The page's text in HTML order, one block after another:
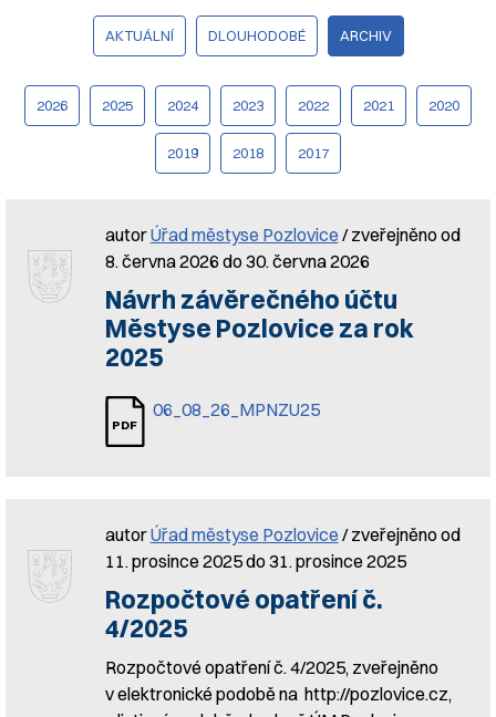
AKTUÁLNÍ DLOUHODOBÉ ARCHIV
2026 2025 2024 2023 2022 2021 2020
2019 2018 2017
autorÚřad městyse Pozlovice / zveřejněno od
8. června 2026 do 30. června 2026
Návrh závěrečného účtu
Městyse Pozlovice za rok
2025
06_08_26_MPNZU25
autorÚřad městyse Pozlovice / zveřejněno od
11. prosince 2025 do 31. prosince 2025
Rozpočtové opatření č.
4/2025
Rozpočtové opatření č. 4/2025, zveřejněno
v elektronické podobě na http://pozlovice.cz,